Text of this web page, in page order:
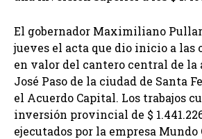
El gobernador Maximiliano
jueves el acta que dio inicio a las
en valor del cantero central de la
José Paso de la ciudad de Santa
el Acuerdo Capital. Los trabajos
inversión provincial de $
ejecutados por la empresa